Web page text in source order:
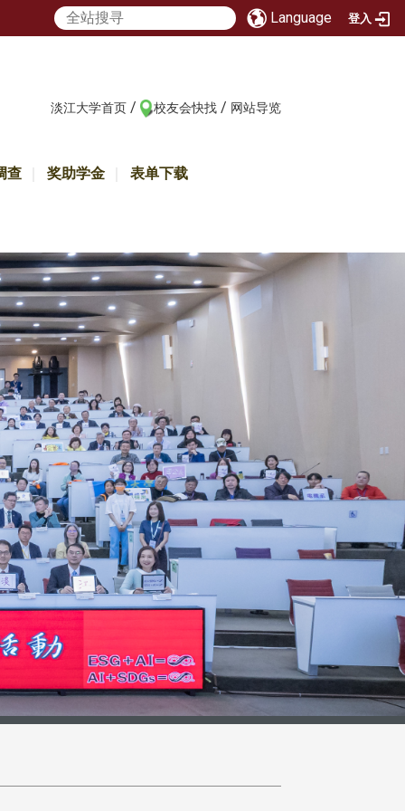
Language 登入
淡江大学首页 / 校友会快找 / 网站导览
查 奖助学金 表单下载